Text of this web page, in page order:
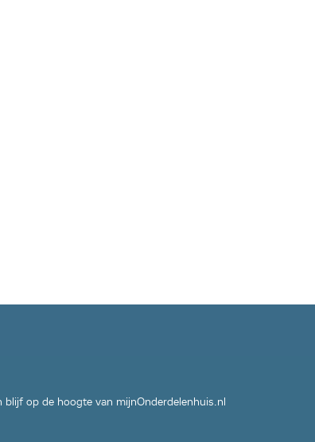
op de hoogte van mijnOnderdelenhuis.nl